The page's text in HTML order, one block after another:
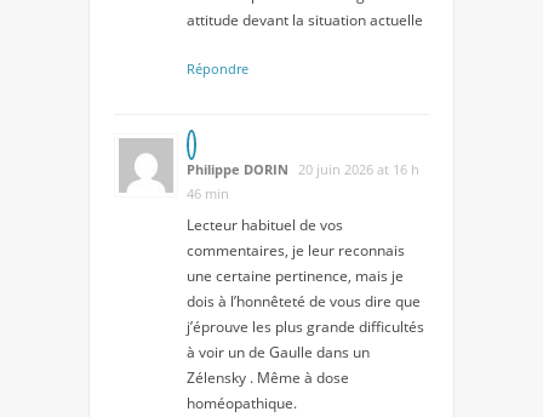
attitude devant la situation actuelle
Répondre
Philippe DORIN 20 juin 2026 at 16 h
46 min
Lecteur habituel de vos
commentaires, je leur reconnais
une certaine pertinence, mais je
dois à l’honnêteté de vous dire que
j’éprouve les plus grande difficultés
à voir un de Gaulle dans un
Zélensky . Même à dose
homéopathique.